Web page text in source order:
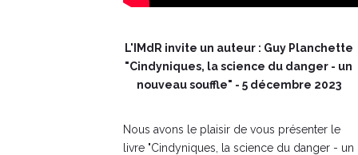
L'IMdR invite un auteur : Guy Planchette
"Cindyniques, la science du danger - un
nouveau souffle" - 5 décembre 2023
Nous avons le plaisir de vous présenter le
livre "Cindyniques, la science du danger - un